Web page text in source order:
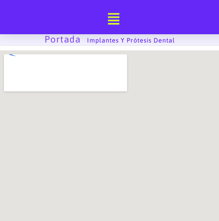
Portada
Implantes Y Prótesis Dental